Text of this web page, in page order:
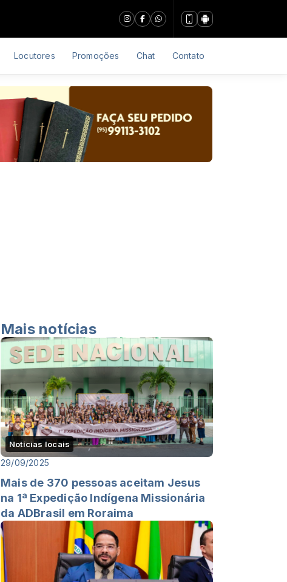
Locutores Promoções Chat Contato
Mais notícias
Notícias locais
29/09/2025
Mais de 370 pessoas aceitam Jesus
na 1ª Expedição Indígena Missionária
da ADBrasil em Roraima